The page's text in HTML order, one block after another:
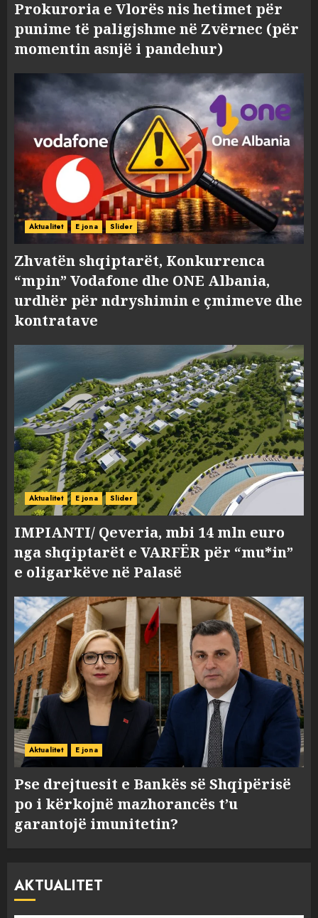
Prokuroria e Vlorës nis hetimet për
punime të paligjshme në Zvërnec (për
momentin asnjë i pandehur)
Aktualitet E jona Slider
Zhvatën shqiptarët, Konkurrenca
“mpin” Vodafone dhe ONE Albania,
urdhër për ndryshimin e çmimeve dhe
kontratave
Aktualitet E jona Slider
IMPIANTI/ Qeveria, mbi 14 mln euro
nga shqiptarët e VARFËR për “mu*in”
e oligarkëve në Palasë
Aktualitet E jona
Pse drejtuesit e Bankës së Shqipërisë
po i kërkojnë mazhorancës t’u
garantojë imunitetin?
AKTUALITET